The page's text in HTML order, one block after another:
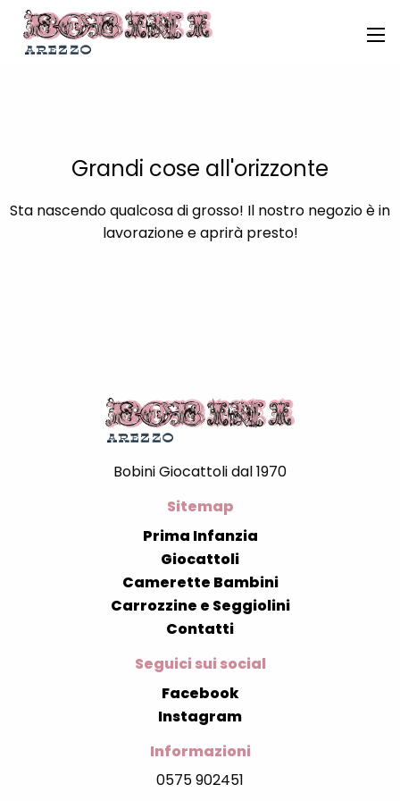
Grandi cose all'orizzonte
Sta nascendo qualcosa di grosso! Il nostro negozio è in
lavorazione e aprirà presto!
Bobini Giocattoli dal 1970
Sitemap
Prima Infanzia
Giocattoli
Camerette Bambini
Carrozzine e Seggiolini
Contatti
Seguici sui social
Facebook
Instagram
Informazioni
0575 902451